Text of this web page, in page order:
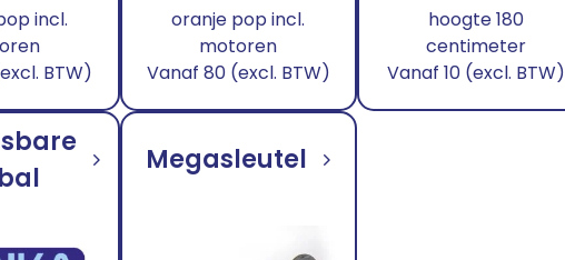
Podium
Kapstokken
Marktkramen
Eyecatchers
Planten
Tafeldecoratie
Heliumballonnen
Ballondecoraties
Suikerspin
Wafels
Poffertjes
Hotdogs
incl.
BTW)
oranje pop incl.
motoren
Vanaf 80 (excl. BTW)
hoogte 180
centimeter
Vanaf 10 (excl. BTW)
Megasleutel